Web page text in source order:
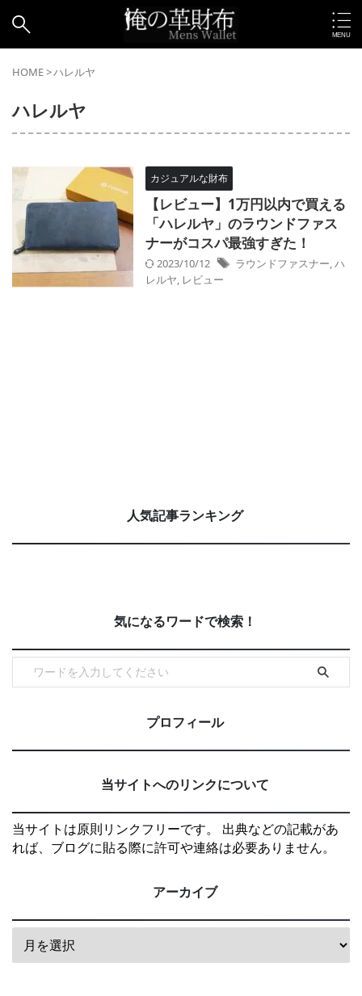
HOME>ハレルヤ
ハレルヤ
カジュアルな財布
【レビュー】1万円以内で買える
「ハレルヤ」のラウンドファス
ナーがコスパ最強すぎた！
2023/10/12 ラウンドファスナー,ハ
レルヤ, レビュー
人気記事ランキング
気になるワードで検索！
プロフィール
当サイトへのリンクについて
当サイトは原則リンクフリーです。 出典などの記載があ
れば、ブログに貼る際に許可や連絡は必要ありません。
アーカイブ